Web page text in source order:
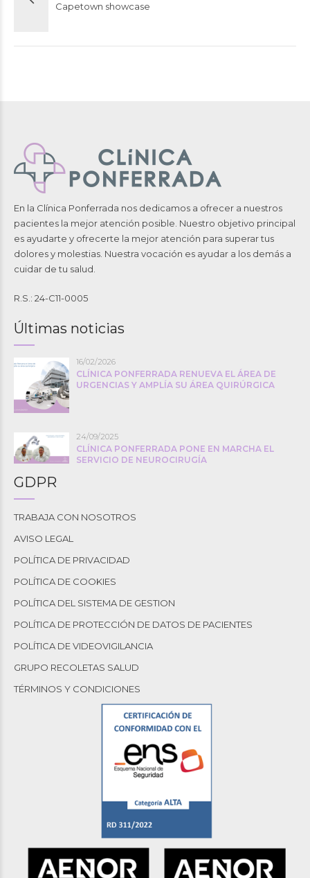
Capetown showcase
En la Clínica Ponferrada nos dedicamos a ofrecer a nuestros
pacientes la mejor atención posible. Nuestro objetivo principal
es ayudarte y ofrecerte la mejor atención para superar tus
dolores y molestias. Nuestra vocación es ayudar a los demás a
cuidar de tu salud.
R.S.: 24-C11-0005
Últimas noticias
16/02/2026
CLÍNICA PONFERRADA RENUEVA EL ÁREA DE
URGENCIAS Y AMPLÍA SU ÁREA QUIRÚRGICA
24/09/2025
CLÍNICA PONFERRADA PONE EN MARCHA EL
SERVICIO DE NEUROCIRUGÍA
GDPR
TRABAJA CON NOSOTROS
AVISO LEGAL
POLÍTICA DE PRIVACIDAD
POLÍTICA DE COOKIES
POLÍTICA DEL SISTEMA DE GESTION
POLÍTICA DE PROTECCIÓN DE DATOS DE PACIENTES
POLÍTICA DE VIDEOVIGILANCIA
GRUPO RECOLETAS SALUD
TÉRMINOS Y CONDICIONES